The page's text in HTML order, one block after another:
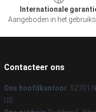
Internationale
Aangeboden in het
Contacteer ons
Ons hoofdkantoor: 52701
US